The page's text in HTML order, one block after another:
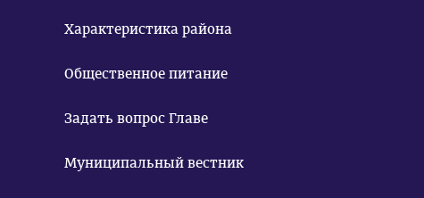
Характеристика района
Общественное питание
Задать вопрос Главе
Муниципальный вестник